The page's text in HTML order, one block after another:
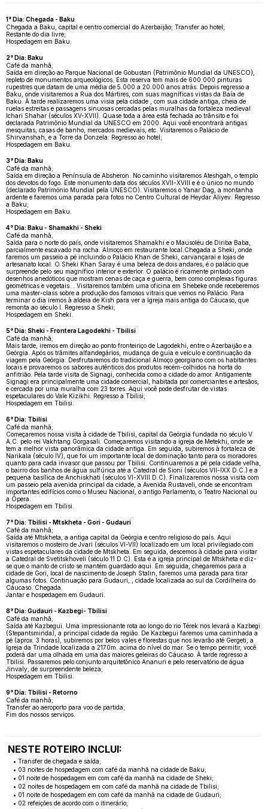
NESTE ROTEIRO INCLUI:
• Transfer de chegada e saída;
• 03 noites de hospedagem com café da manhã na cidade de Baku;
• 01 noite de hospedagem em com café da manhã na cidade de Sheki;
• 02 noites de hospedagem em com café da manhã na cidade de Tbilisi;
• 01 noite de hospedagem em com café da manhã na cidade de Gudauri;
• 02 refeições de acordo com o itinerário;
1° Dia: Chegada - Baku
Chegada a Baku, capital e centro comercial do Azerbaijão; Transfer ao hotel;
Restante do dia livre;
Hospedagem em Baku.
2° Dia: Baku
Café da manhã;
Saída em direção ao Parque Nacional de Gobustan (Patrimônio Mundial da UNESCO),
repleto de monumentos arqueológicos. Esta reserva tem mais de 600.000 pinturas
rupestres que datam de uma média de 5.000 a 20.000 anos atrás. Depois regresso a
Baku, onde visitaremos a Rua dos Mártires, com suas magníficas vistas da Baía de
Baku. À tarde realizaremos uma visia pela cidade , com sua cidade antiga, cheia de
ruelas estreitas e passagens sinuosas cercadas pelas muralhas da fortaleza medieval
Ichari Shahar (séculos XV-XVII). Quase toda a área está fechada ao trânsito e foi
declarada Patrimônio Mundial da UNESCO em 2000. Aqui você encontrará antigas
mesquitas, casas de banho, mercados medievais, etc. Visitaremos o Palácio de
Shirvanshah, e a Torre da Donzela. Regresso ao hotel;
Hospedagem em Baku.
3° Dia: Baku
Café da manhã;
Saída em direção a Península de Absheron. No caminho visitaremos Ateshgah, o templo
dos devotos do fogo. Este monumento data dos séculos XVII-XVIII e é o único no mundo
(declarado Património Mundial pela UNESCO). Visitaremos o Yanar Dag, a montanha
ardente e faremos uma parada para fotos no Centro Cultural de Heydar Aliyev. Regresso
a Baku;
Hospedagem em Baku.
4° Dia: Baku - Shamakhi - Sheki
Café da manhã;
Saída para o norte do país, onde visitaremos Shamakhi e o Mausoléu de Diriba Baba,
parcialmente escavado na rocha. Almoço em restaurante local.Chegada a Sheki, onde
faremos um passeio a pé incluindo o Palácio Khan de Sheki, carvançarai e lojas de
artesanato local. O Sheki Khan Saray é uma beleza de dois andares, é o palácio que
surpreende pelo seu magnífico interior e exterior. O palácio é ricamente pintado com
desenhos anedóticos que mostram cenas de caça e guerra, bem como complexas figuras
geométricas e vegetais. . Visitaremos também uma oficina em Shebeke onde receberemos
uma master-class sobre a produção dos famosos vitrais que vemos no Palácio. Para
terminar o dia iremos à aldeia de Kish para ver a Igreja mais antiga do Cáucaso, que
remonta ao século I. Regresso a Sheki;
Hospedagem em Sheki.
5° Dia: Sheki - Frontera Lagodekhi - Tbilisi
Café da manhã;
Mais tarde, iremos em direção ao ponto fronteiriço de Lagodekhi, entre o Azerbaijão e a
Geórgia. Após os trâmites alfandegários, mudança de guia e veículo e continuação da
viagem pela Geórgia. Desfrutaremos do tradicional Almoço georgiano com os habitantes
locais e provaremos os sabores autênticos dos produtos recém-colhidos na horta do
anfitrião. Pela tarde visita de Signagi, conhecida como a cidade do amor. Antigamente
Signagi era principalmente uma cidade comercial, habitada por comerciantes e artesãos,
e cercada por uma muralha com 23 torres. Aqui você pode desfrutar de vistas
espetaculares do Vale Kizikhi. Regresso a Tbilisi;
Hospedagem em Tbilisi.
6° Dia: Tbilisi
Café da manhã;
Começaremos nossa visita à cidade de Tbilisi, capital da Geórgia fundada no século V
A.C. pelo rei Vakhtang Gorgasali. Começaremos visitando a igreja de Metekhi, onde se
tem a melhor vista panorâmica da cidade antiga. Em seguida, subiremos à fortaleza de
Narikala (século IV), que foi um importante local de dominação tanto para os moradores
quanto para cada invasor que passou por Tbilisi. Continuaremos a pé pela cidade velha,
o bairro dos banhos de água sulfúrica até a Catedral de Sioni (séculos VII-IXX D.C.) e a
pequena basílica de Anchiskhati (séculos VI-XVIII D.C). Finalizaremos nossa visita com
um passeio pela avenida principal da cidade, a Avenida Rustaveli, onde se encontram
importantes edifícios como o Museu Nacional, o antigo Parlamento, o Teatro Nacional ou
a Ópera.
Hospedagem em Tbilisi.
7° Dia: Tbilisi - Mtskheta - Gori - Gudauri
Café da manhã;
Saída até Mtskheta, a antiga capital da Geórgia e centro religioso do país. Aqui
visitaremos o mosteiro de Jvari (séculos VI-VII) localizado em um local privilegiado com
vistas espetaculares da cidade de Mtskheta. Em seguida, descemos à cidade para visitar
a Catedral de Svetitskhoveli (século 11 D.C). Esta é a igreja principal de Mtskheta e diz-
se que o manto de cristo se mantém guardado aqui. Em seguida, chegaremos para a
cidade de Gori, local de nascimento de Joseph Stalin, faremos uma parada para tirar
algumas fotos. Continuação para Gudauri, , cidade localizada ao sul da Cordilheira do
Cáucaso. Chegada.
Jantar e hospedagem em Gudauri.
8° Dia: Gudauri - Kazbegi- Tbilisi
Café da manhã;
Saída até Kazbegui. Uma impressionante rota ao longo do rio Térek nos levará a Kazbegi
(Stepantsminda), a principal cidade da região. De Kazbegui faremos uma caminhada a
pé (aprox. 3 horas), subiremos por belos vales e florestas que nos levarão até Gergeti, a
Igreja da Trindade localizada a 2170m. acima do nível do mar. Se o tempo permitir, você
poderá dar uma olhada em uma das maiores geleiras do Cáucaso. À tarde regresso a
Tbilisi. Passaremos pelo conjunto arquitetônico Ananuri e pelo reservatório de água
Jinvaly, de surpreendente beleza;
Hospedagem em Tbilisi.
9° Dia: Tbilisi - Retorno
Café da manhã;
Transfer ao aeroporto para voo de partida;
Fim dos nossos serviços.